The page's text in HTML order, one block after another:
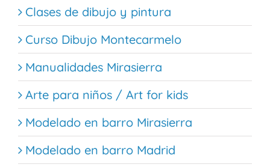
Clases de dibujo y pintura
Curso Dibujo Montecarmelo
Manualidades Mirasierra
Arte para niños / Art for kids
Modelado en barro Mirasierra
Modelado en barro Madrid